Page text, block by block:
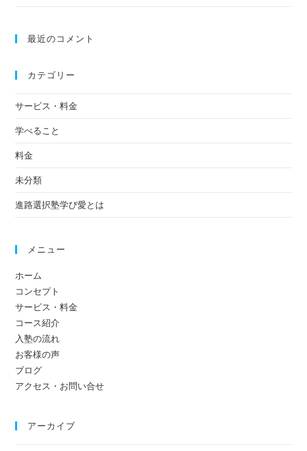
最近のコメント
カテゴリー
サービス・料金
学べること
料金
未分類
進路選択塾学び愛とは
メニュー
ホーム
コンセプト
サービス・料金
コース紹介
入塾の流れ
お客様の声
ブログ
アクセス・お問い合せ
アーカイブ